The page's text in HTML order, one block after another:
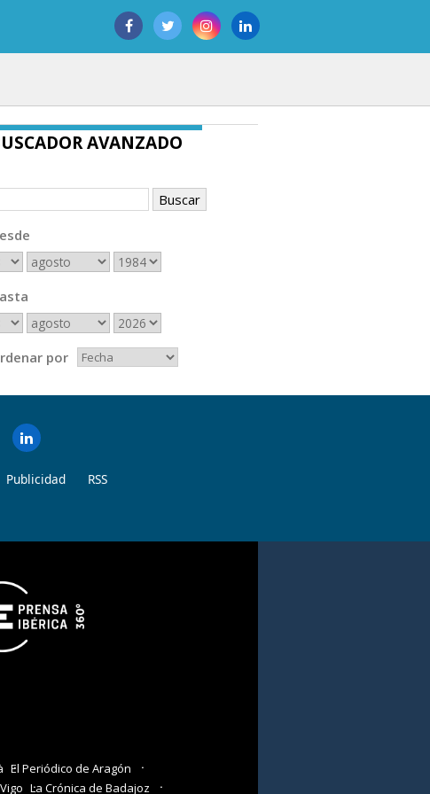
AVANZADO
por
Publicidad RSS
El Periódico de Aragón
La Crónica de Badajoz